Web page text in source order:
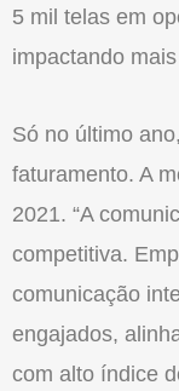
5 mil telas em
impactando
Só no último
faturamento. A
2021. “A
competitiva.
comunicação
engajados,
com alto índice